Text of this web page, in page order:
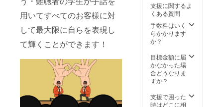
用いてすべてのお客様に対
して最大限に自らを表現し
て輝くことができます！
願いい
たしま
す。 ※
原稿提
出の締
2024年
8月31日
といた
しま
支援に関するよ
くある質問
手数料はいく
らかかります
か？
目標金額に届
かなかった場
合どうなりま
すか？
支援で困った
時はどこに相